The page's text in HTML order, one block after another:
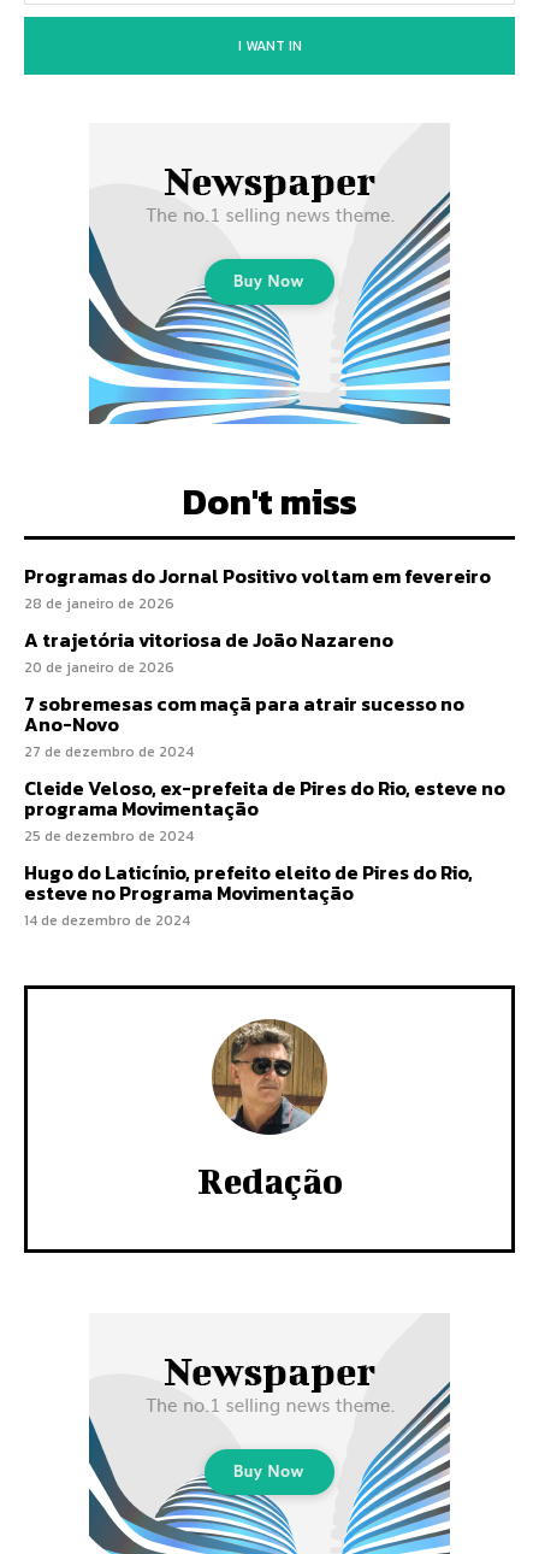
I WANT IN
Don't miss
Programas do Jornal Positivo voltam em fevereiro
28 de janeiro de 2026
A trajetória vitoriosa de João Nazareno
20 de janeiro de 2026
7 sobremesas com maçã para atrair sucesso no
Ano-Novo
27 de dezembro de 2024
Cleide Veloso, ex-prefeita de Pires do Rio, esteve no
programa Movimentação
25 de dezembro de 2024
Hugo do Laticínio, prefeito eleito de Pires do Rio,
esteve no Programa Movimentação
14 de dezembro de 2024
Redação